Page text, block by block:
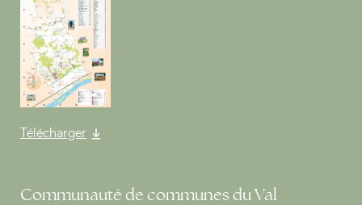
Télécharger
Communauté de communes du Val